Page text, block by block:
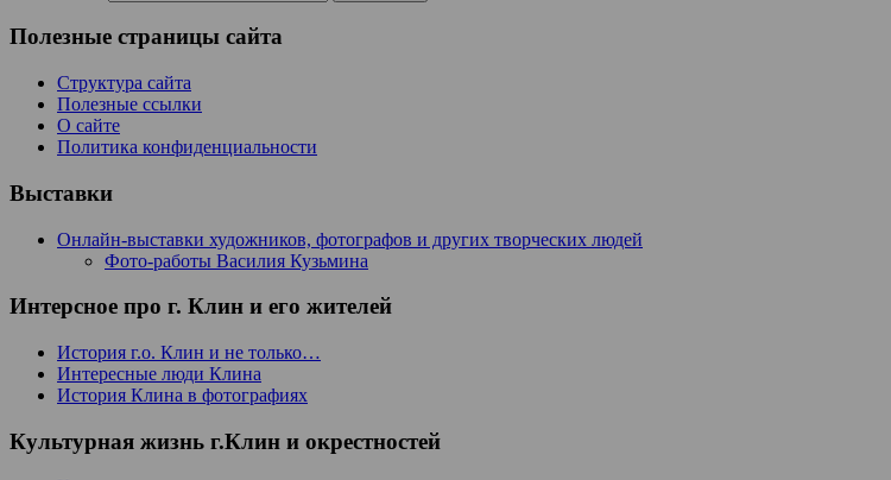
Полезные страницы сайта
Структура сайта
Полезные ссылки
О сайте
Политика конфиденциальности
Выставки
Онлайн-выставки художников, фотографов и других творческих людей
Фото-работы Василия Кузьмина
Интерсное про г. Клин и его жителей
История г.о. Клин и не только…
Интересные люди Клина
История Клина в фотографиях
Культурная жизнь г.Клин и окрестностей